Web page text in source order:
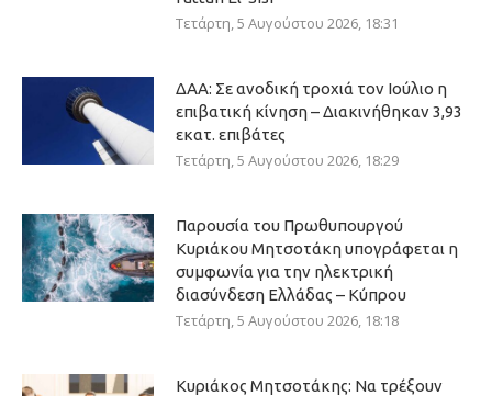
Τετάρτη, 5 Αυγούστου 2026, 18:31
ΔΑΑ: Σε ανοδική τροχιά τον Ιούλιο η
επιβατική κίνηση – Διακινήθηκαν 3,93
εκατ. επιβάτες
Τετάρτη, 5 Αυγούστου 2026, 18:29
Παρουσία του Πρωθυπουργού
Κυριάκου Μητσοτάκη υπογράφεται η
συμφωνία για την ηλεκτρική
διασύνδεση Ελλάδας – Κύπρου
Τετάρτη, 5 Αυγούστου 2026, 18:18
Κυριάκος Μητσοτάκης: Να τρέξουν